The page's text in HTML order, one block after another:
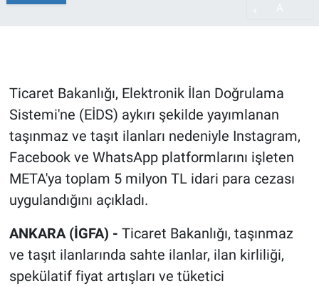
Ticaret Bakanlığı, Elektronik İlan Doğrulama
Sistemi'ne (EİDS) aykırı şekilde yayımlanan
taşınmaz ve taşıt ilanları nedeniyle Instagram,
Facebook ve WhatsApp platformlarını işleten
META'ya toplam 5 milyon TL idari para cezası
uygulandığını açıkladı.
ANKARA (İGFA) - Ticaret Bakanlığı, taşınmaz
ve taşıt ilanlarında sahte ilanlar, ilan kirliliği,
spekülatif fiyat artışları ve tüketici